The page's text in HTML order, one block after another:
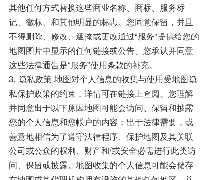
其他任何方式替换这些商业名称、商标、服务标
记、徽标、和其他明显的标志。您同意保留，并且
不得删除、修改、遮掩或更改通过“服务”提供给您的
地图图片中显示的任何链接或公告。您承认并同意
这些法律通告是“服务”使用条款的补充。
3. 隐私政策 地图对个人信息的收集与使用受地图隐
私保护政策的约束，详情可在链接上查阅。您理解
并同意出于以下原因地图可能会访问、保留和披露
您的个人信息和您帐户的内容：出于法律需要，或
善意地相信为了遵守法律程序、保护地图及其关联
公司或公众的权利、财产和/或安全必需进行此类访
问、保留或披露。地图收集的个人信息可能会储存